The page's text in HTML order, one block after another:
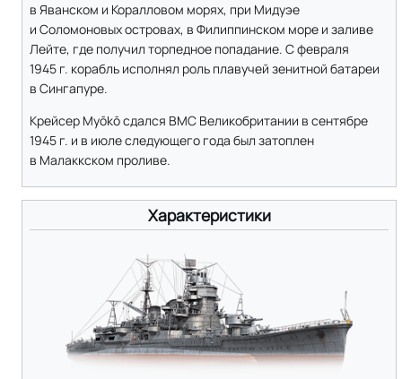
в Яванском и Коралловом морях, при Мидуэе
и Соломоновых островах, в Филиппинском море и заливе
Лейте, где получил торпедное попадание. С февраля
1945 г. корабль исполнял роль плавучей зенитной батареи
в Сингапуре.
Крейсер Myōkō сдался ВМС Великобритании в сентябре
1945 г. и в июле следующего года был затоплен
в Малаккском проливе.
Характеристики